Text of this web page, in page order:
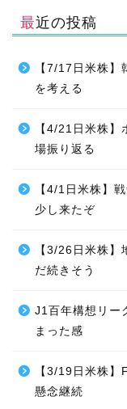
最近の投稿
【7/17日米株
を考える
【4/21日米株
場振り返る
【4/1日米株】
少し来たぞ
【3/26日米株】
だ続きそう
J1百年構想リー
まった感
【3/19日米株
懸念継続